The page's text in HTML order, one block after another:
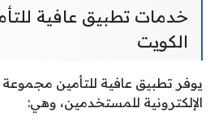
خدمات تطبيق عافية
الكويت
يوفر تطبيق عافية للتأمين
الإلكترونية للمستخدمين، وهي: